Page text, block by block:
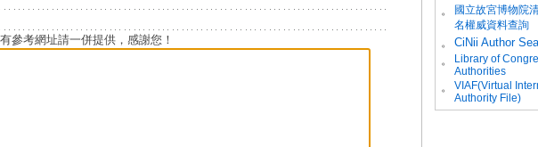
參考網址請一併提供，感謝您！
。
國立故宮博物院
名權威資料查詢
。
CiNii Author
。
Library of
Authorities
。
VIAF(Virtual
Authority File)